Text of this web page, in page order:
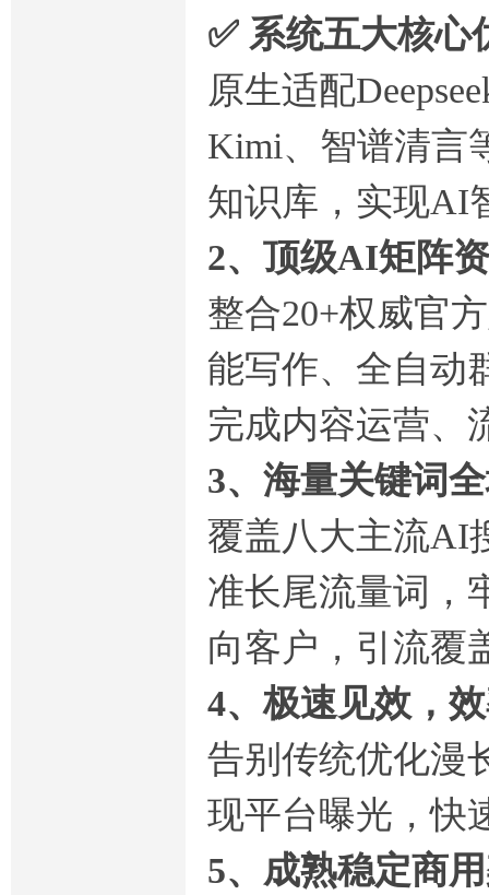
✅ 系统五大核
原生适配
Kimi、智谱清言
知识库，实现AI
2、顶级AI矩阵
整合20+权威官
能写作、全自动
完成内容运营、
3、海量关键词
覆盖八大主流AI
准长尾流量词，
向客户，引流覆
4、极速见效，
告别传统优化漫
现平台曝光，快
5、成熟稳定商